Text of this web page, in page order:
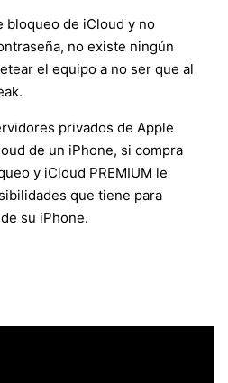
bloqueo de iCloud y no
no existe ningún
el equipo a no ser que al
privados de Apple
de un iPhone, si compra
y iCloud PREMIUM le
que tiene para
de su iPhone.